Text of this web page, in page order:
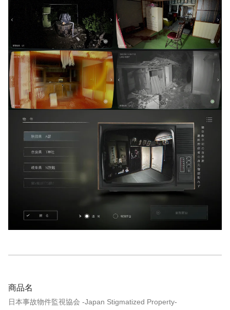
商品名
日本事故物件監視協会 -Japan Stigmatized Property-